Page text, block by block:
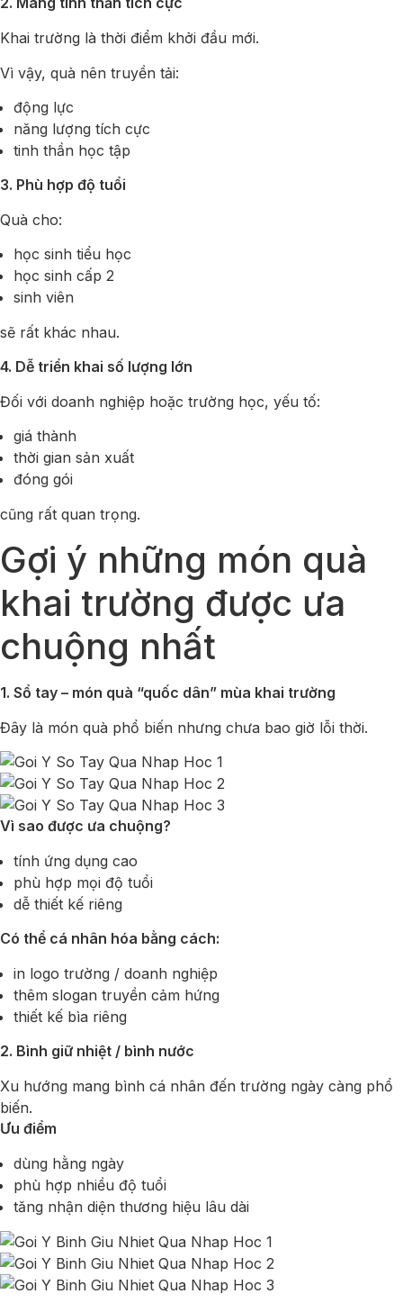
Khai trường là thời điểm khởi đầu mới.
Vì vậy, quà nên truyền tải:
động lực
năng lượng tích cực
tinh thần học tập
3. Phù hợp độ tuổi
Quà cho:
học sinh tiểu học
học sinh cấp 2
sinh viên
sẽ rất khác nhau.
4. Dễ triển khai số lượng lớn
Đối với doanh nghiệp hoặc trường học, yếu tố:
giá thành
thời gian sản xuất
đóng gói
cũng rất quan trọng.
Gợi ý những món quà
khai trường được ưa
chuộng nhất
1. Sổ tay – món quà “quốc dân” mùa khai trường
Đây là món quà phổ biến nhưng chưa bao giờ lỗi thời.
Vì sao được ưa chuộng?
tính ứng dụng cao
phù hợp mọi độ tuổi
dễ thiết kế riêng
Có thể cá nhân hóa bằng cách:
in logo trường / doanh nghiệp
thêm slogan truyền cảm hứng
thiết kế bìa riêng
2. Bình giữ nhiệt / bình nước
Xu hướng mang bình cá nhân đến trường ngày càng phổ
biến.
Ưu điểm
dùng hằng ngày
phù hợp nhiều độ tuổi
tăng nhận diện thương hiệu lâu dài